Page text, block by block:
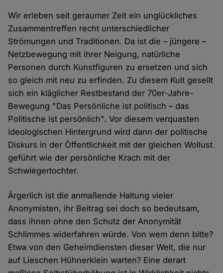
Wir erleben seit geraumer Zeit ein unglückliches
Zusammentreffen recht unterschiedlicher
Strömungen und Traditionen. Da ist die – jüngere –
Netzbewegung mit ihrer Neigung, natürliche
Personen durch Kunstfiguren zu ersetzen und sich
so gleich mit neu zu erfinden. Zu diesem Kult gesellt
sich ein kläglicher Restbestand der 70er-Jahre-
Bewegung "Das Persönliche ist politisch – das
Politische ist persönlich". Vor diesem verquasten
ideologischen Hintergrund wird dann der politische
Diskurs in der Öffentlichkeit mit der gleichen Wollust
geführt wie der persönliche Krach mit der
Schwiegertochter.
Ärgerlich ist die anmaßende Haltung vieler
Anonymisten, ihr Beitrag sei doch so bedeutsam,
dass ihnen ohne den Schutz der Anonymität
Schlimmes widerfahren würde. Von wem denn bitte?
Etwa von den Geheimdiensten dieser Welt, die nur
auf Lieschen Hühnerklein warten? Eine derart